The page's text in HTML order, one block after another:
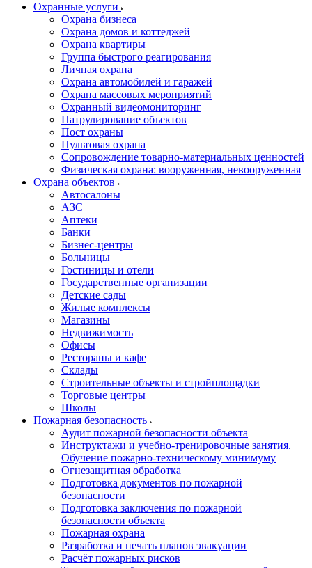
Охранные услуги
Охрана бизнеса
Охрана домов и коттеджей
Охрана квартиры
Группа быстрого реагирования
Личная охрана
Охрана автомобилей и гаражей
Охрана массовых мероприятий
Охранный видеомониторинг
Патрулирование объектов
Пост охраны
Пультовая охрана
Сопровождение товарно-материальных ценностей
Физическая охрана: вооруженная, невооруженная
Охрана объектов
Автосалоны
АЗС
Аптеки
Банки
Бизнес-центры
Больницы
Гостиницы и отели
Государственные организации
Детские сады
Жилые комплексы
Магазины
Недвижимость
Офисы
Рестораны и кафе
Склады
Строительные объекты и стройплощадки
Торговые центры
Школы
Пожарная безопасность
Аудит пожарной безопасности объекта
Инструктажи и учебно-тренировочные занятия.
Обучение пожарно-техническому минимуму
Огнезащитная обработка
Подготовка документов по пожарной
безопасности
Подготовка заключения по пожарной
безопасности объекта
Пожарная охрана
Разработка и печать планов эвакуации
Расчёт пожарных рисков